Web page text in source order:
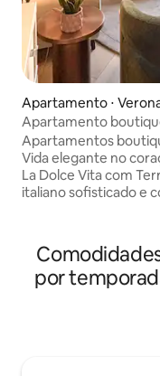
Apartamento ⋅
Apartamento
Pietra
Apartamentos
Vida elegante no
La Dolce Vita com
italiano sofisticado e
privilegiada. * Descanso Premium: 2
quartos com
memória de 5 cm
privativa). *
uma cozinha
por